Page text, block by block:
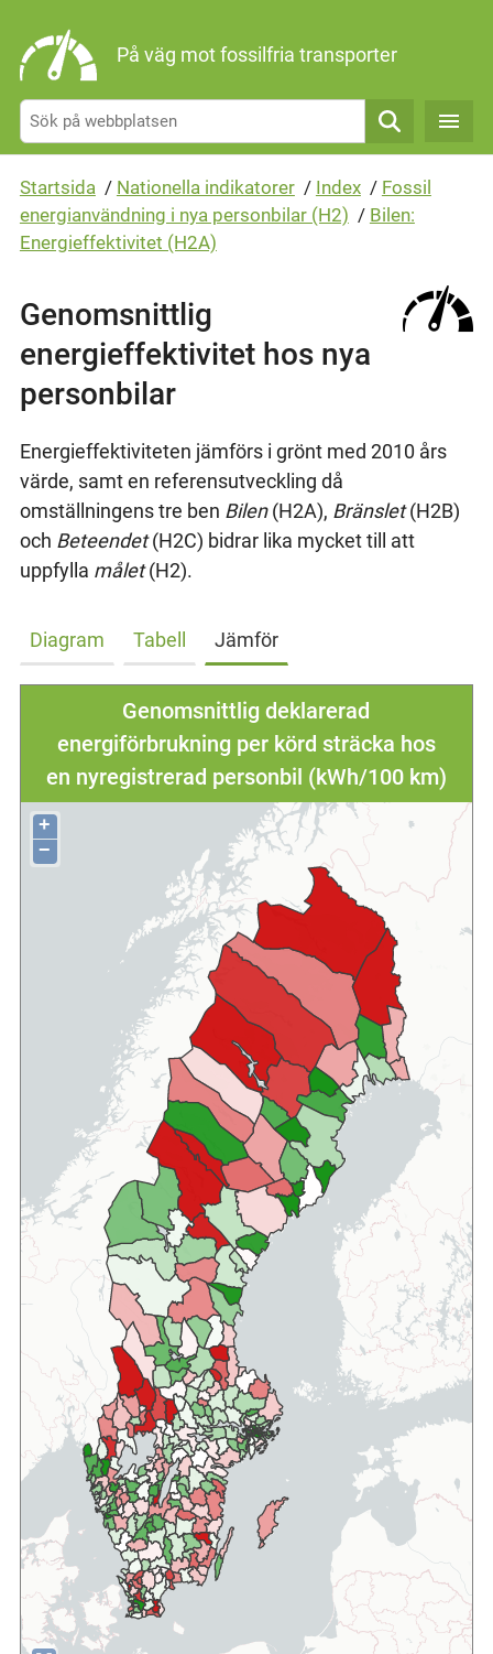
På väg mot fossilfria transporter
Sök
Startsida / Nationella indikatorer / Index / Fossil
energianvändning i nya personbilar (H2) / Bilen:
Energieffektivitet (H2A)
Genomsnittlig
energieffektivitet hos nya
personbilar
Energieffektiviteten jämförs i grönt med 2010 års
värde, samt en referensutveckling då
omställningens tre ben Bilen(H2A), Bränslet(H2B)
och Beteendet(H2C) bidrar lika mycket till att
uppfylla målet(H2).
Diagram Tabell Jämför
Genomsnittlig deklarerad
energiförbrukning per körd sträcka hos
en nyregistrerad personbil (kWh/100 km)
+
−